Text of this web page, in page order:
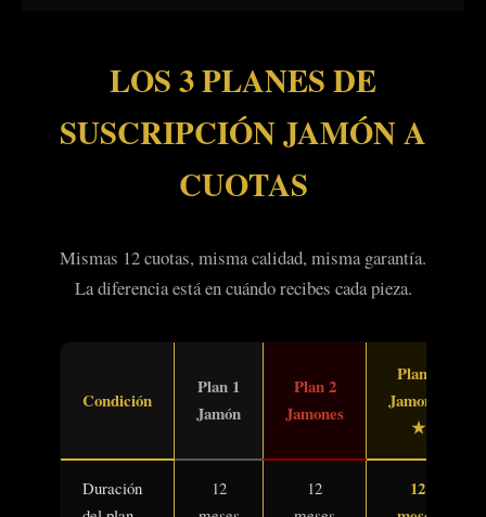
LOS 3 PLANES DE
SUSCRIPCIÓN JAMÓN A
CUOTAS
Mismas 12 cuotas, misma calidad, misma garantía.
La diferencia está en cuándo recibes cada pieza.
Condición
Plan 1
Jamón
Plan 2
Jamones
Plan 3
Jamones
★
Duración
12
12
12